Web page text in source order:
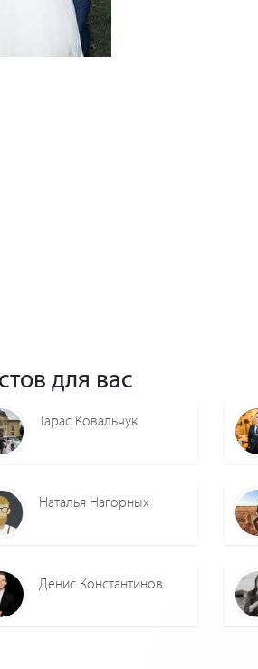
для вас
Тарас Ковальчук
Наталья Нагорных
Денис Константинов